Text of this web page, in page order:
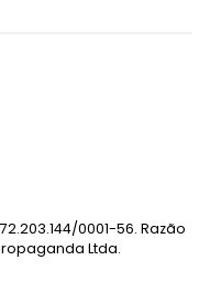
0001-56. Razão
Ltda.